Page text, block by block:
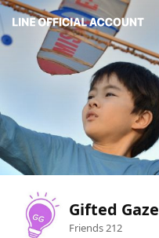
Gifted Gaze
Friends212